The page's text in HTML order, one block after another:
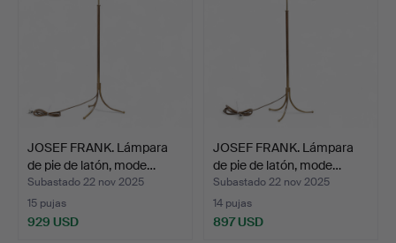
JOSEF FRANK. Lámpara
de pie de latón, mode…
Subastado 22 nov 2025
15 pujas
929 USD
JOSEF FRANK. Lámpara
de pie de latón, mode…
Subastado 22 nov 2025
14 pujas
897 USD